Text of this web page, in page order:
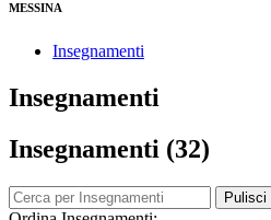
MESSINA
Insegnamenti
Insegnamenti
Insegnamenti (32)
Pulisci